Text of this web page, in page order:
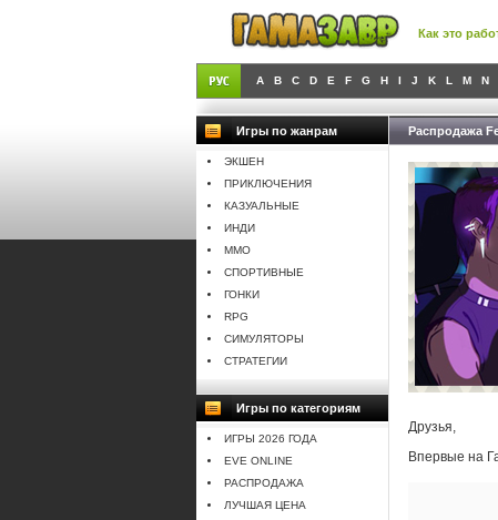
Как это
A B C D E F G H I J K L M N
Игры по жанрам
ЭКШЕН
ПРИКЛЮЧЕНИЯ
КАЗУАЛЬНЫЕ
ИНДИ
MMO
СПОРТИВНЫЕ
ГОНКИ
RPG
СИМУЛЯТОРЫ
СТРАТЕГИИ
Игры по категориям
ИГРЫ 2026 ГОДА
EVE ONLINE
РАСПРОДАЖА
ЛУЧШАЯ ЦЕНА
Распродажа
Друзья,
Впервые на